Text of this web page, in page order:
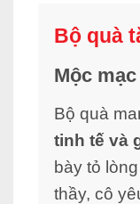
Bộ quà
Mộc
Bộ quà
tinh tế và
bày tỏ
thầy, cô